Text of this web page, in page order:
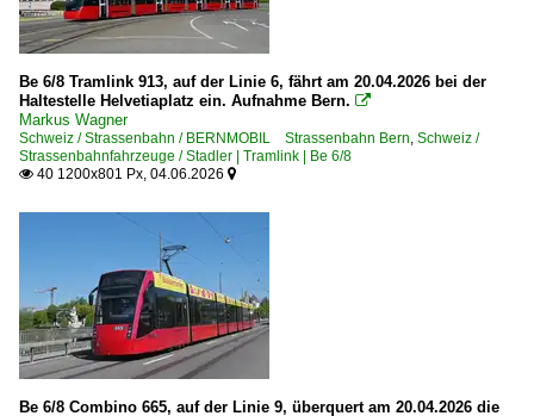
Be 6/8 Tramlink 913, auf der Linie 6, fährt am 20.04.2026 bei der
Haltestelle Helvetiaplatz ein. Aufnahme Bern. 
Markus Wagner
Schweiz / Strassenbahn / BERNMOBIL Strassenbahn Bern, Schweiz /
Strassenbahnfahrzeuge / Stadler | Tramlink | Be 6/8
 40 1200x801 Px, 04.06.2026 
Be 6/8 Combino 665, auf der Linie 9, überquert am 20.04.2026 die